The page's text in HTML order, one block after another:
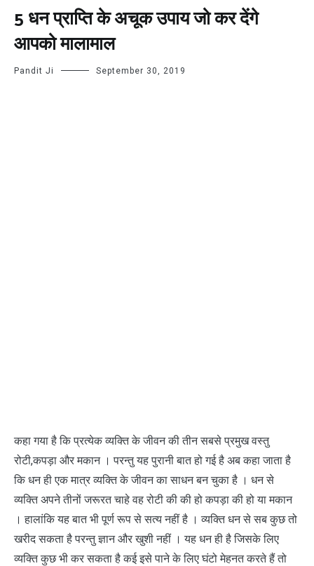
5 धन प्राप्ति के अचूक उपाय जो कर देंगे
आपको मालामाल
Pandit Ji September 30, 2019
कहा गया है कि प्रत्येक व्यक्ति के जीवन की तीन सबसे प्रमुख वस्तु
रोटी,कपड़ा और मकान । परन्तु यह पुरानी बात हो गई है अब कहा जाता है
कि धन ही एक मात्र व्यक्ति के जीवन का साधन बन चुका है । धन से
व्यक्ति अपने तीनों जरूरत चाहे वह रोटी की की हो कपड़ा की हो या मकान
। हालांकि यह बात भी पूर्ण रूप से सत्य नहीं है । व्यक्ति धन से सब कुछ तो
खरीद सकता है परन्तु ज्ञान और खुशी नहीं । यह धन ही है जिसके लिए
व्यक्ति कुछ भी कर सकता है कई इसे पाने के लिए घंटो मेहनत करते हैं तो